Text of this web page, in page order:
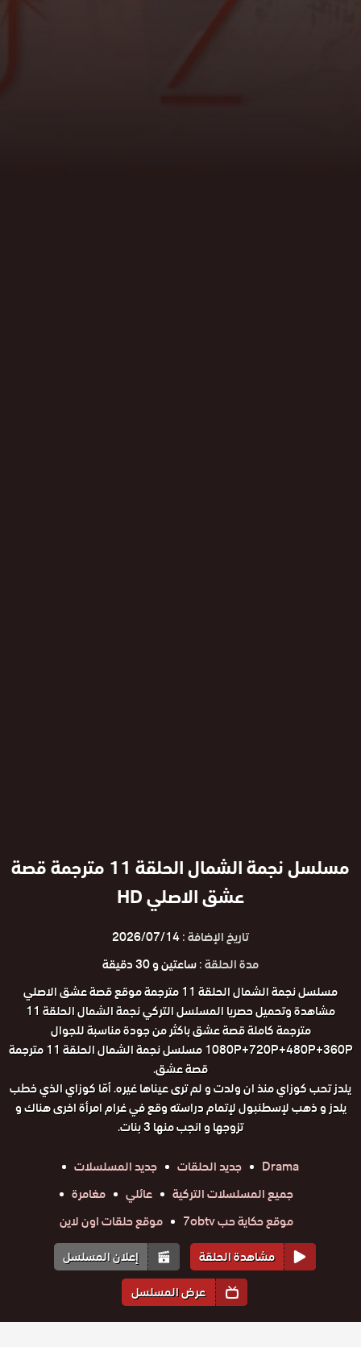
مسلسل نجمة الشمال الحلقة 11 مترجمة قصة
عشق الاصلي HD
تاريخ الإضافة :2026/07/14
مدة الحلقة :ساعتين و 30 دقيقة
مسلسل نجمة الشمال الحلقة 11 مترجمة موقع قصة عشق الاصلي
مشاهدة وتحميل حصريا المسلسل التركي نجمة الشمال الحلقة 11
مترجمة كاملة قصة عشق باكثر من جودة مناسبة للجوال
1080P+720P+480P+360P مسلسل نجمة الشمال الحلقة 11 مترجمة
قصة عشق.
يلدز تحب كوزاي منذ ان ولدت و لم ترى عيناها غيره. أمّا كوزاي الذي خطب
يلدز و ذهب لإسطنبول لإتمام دراسته وقع في غرام امرأة اخرى هناك و
تزوجها و انجب منها 3 بنات.
Drama
جديد الحلقات
جديد المسلسلات
جميع المسلسلات التركية
عائلي
مغامرة
موقع حكاية حب 7obtv
موقع حلقات اون لاين
مشاهدة الحلقة
إعلان المسلسل
عرض المسلسل